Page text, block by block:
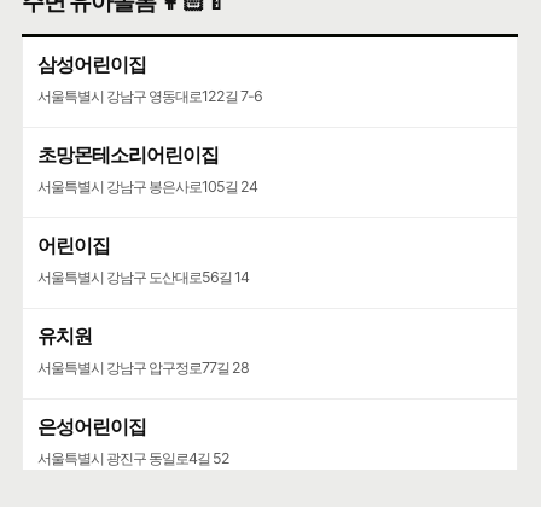
서울특별시 성동구 뚝섬로 452
삼성어린이집
서울특별시 강남구 영동대로122길 7-6
초망몬테소리어린이집
서울특별시 강남구 봉은사로105길 24
어린이집
서울특별시 강남구 도산대로56길 14
유치원
서울특별시 강남구 압구정로77길 28
은성어린이집
서울특별시 광진구 동일로4길 52